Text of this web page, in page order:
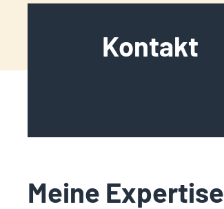
Kontakt
Meine Expertise